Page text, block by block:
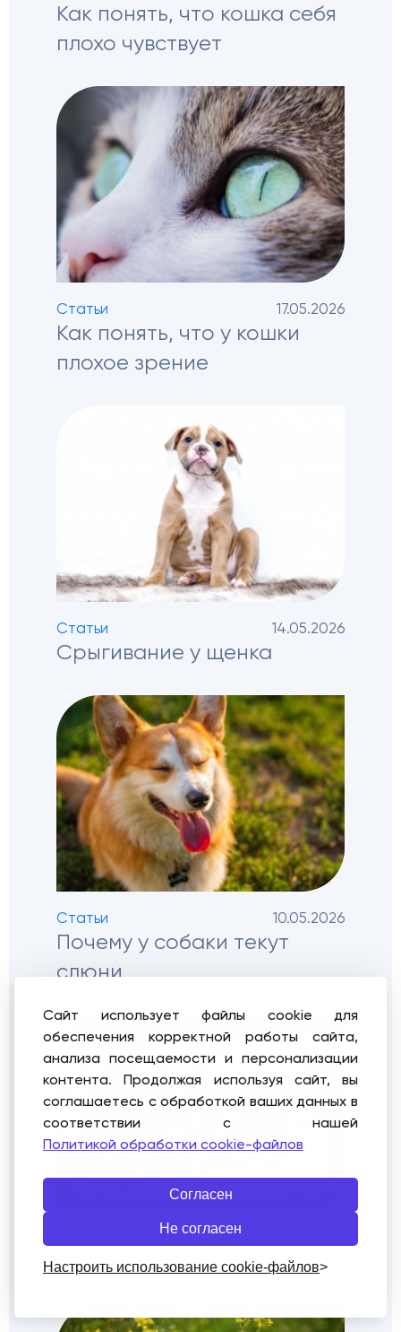
Сайт использует файлы cookie для
обеспечения корректной работы сайта,
анализа посещаемости и персонализации
контента. Продолжая используя сайт, вы
соглашаетесь с обработкой ваших данных в
соответствии с нашей
Политикой обработки cookie-файлов
Согласен
Не согласен
Настроить использование cookie-файлов
Как понять, что кошка себя
плохо чувствует
Статьи 17.05.2026
Как понять, что у кошки
плохое зрение
Статьи 14.05.2026
Срыгивание у щенка
Статьи 10.05.2026
Почему у собаки текут
слюни
Собаку рвет с пеной